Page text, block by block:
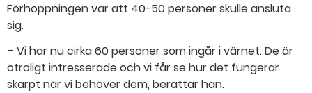
Förhoppningen var att 40-50 personer skulle ansluta
sig.
– Vi har nu cirka 60 personer som ingår i värnet. De är
otroligt intresserade och vi får se hur det fungerar
skarpt när vi behöver dem, berättar han.